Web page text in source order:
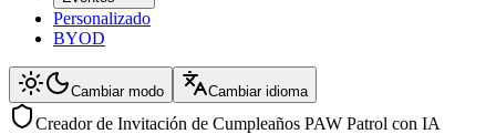
Personalizado
BYOD
Cambiar modo Cambiar idioma
Creador de Invitación de Cumpleaños PAW Patrol con IA